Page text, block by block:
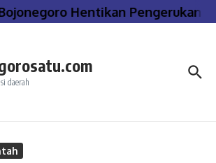
Hentikan Pengerukan
daerah